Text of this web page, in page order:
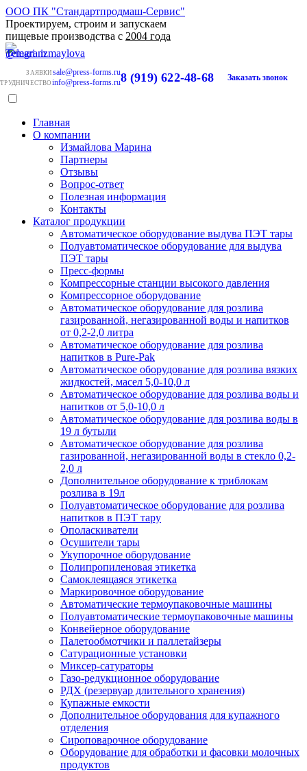
ООО ПК "Стандартпродмаш-Сервис"
Проектируем, строим и запускаем
пищевые производства с 2004 года
ЗАЯВКИ sale@press-forms.ru
info@press-forms.ru8 (919) 622-48-68 Заказать звонок
Главная
О компании
Измайлова Марина
Партнеры
Отзывы
Вопрос-ответ
Полезная информация
Контакты
Каталог продукции
Автоматическое оборудование выдува ПЭТ тары
Полуавтоматическое оборудование для выдува
ПЭТ тары
Пресс-формы
Компрессорные станции высокого давления
Компрессорное оборудование
Автоматическое оборудование для розлива
газированной, негазированной воды и напитков
от 0,2-2,0 литра
Автоматическое оборудование для розлива
напитков в Pure-Pak
Автоматическое оборудование для розлива вязких
жидкостей, масел 5,0-10,0 л
Автоматическое оборудование для розлива воды и
напитков от 5,0-10,0 л
Автоматическое оборудование для розлива воды в
19 л бутыли
Автоматическое оборудование для розлива
газированной, негазированной воды в стекло 0,2-
2,0 л
Дополнительное оборудование к триблокам
розлива в 19л
Полуавтоматическое оборудование для розлива
напитков в ПЭТ тару
Ополаскиватели
Осушители тары
Укупорочное оборудование
Полипропиленовая этикетка
Самоклеящаяся этикетка
Маркировочное оборудование
Автоматические термоупаковочные машины
Полуавтоматические термоупаковочные машины
Конвейерное оборудование
Палетообмотчики и паллетайзеры
Сатурационные установки
Миксер-сатураторы
Газо-редукционное оборудование
РДХ (резервуар длительного хранения)
Купажные емкости
Дополнительное оборудования для купажного
отделения
Сироповарочное оборудование
Оборудование для обработки и фасовки молочных
продуктов